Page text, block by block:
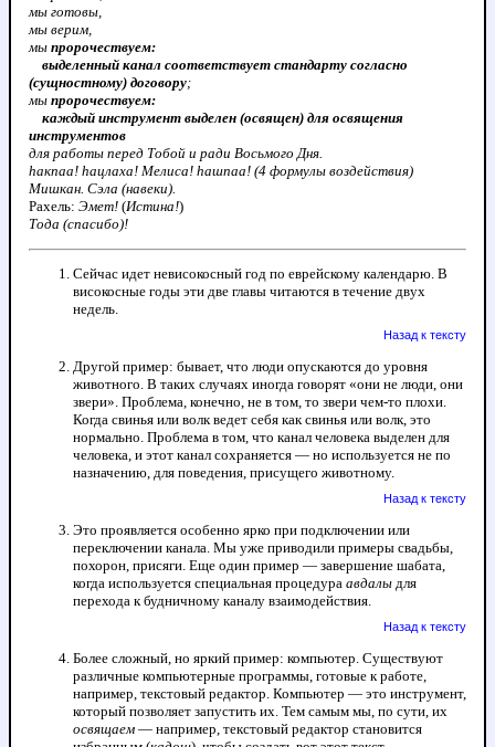
мы готовы,
мы верим,
мы пророчествуем:
выделенный канал соответствует стандарту согласно
(сущностному) договору;
мы пророчествуем:
каждый инструмент выделен (освящен) для освящения
инструментов
для работы перед Тобой и ради Восьмого Дня.
hакпаа! hацлаха! Мелиса! hашпаа! (4 формулы воздействия)
Мишкан. Сэла (навеки).
Рахель: Эмет! (Истина!)
Тода (спасибо)!
Сейчас идет невисокосный год по еврейскому календарю. В
високосные годы эти две главы читаются в течение двух
недель.
Назад к тексту
Другой пример: бывает, что люди опускаются до уровня
животного. В таких случаях иногда говорят «они не люди, они
звери». Проблема, конечно, не в том, то звери чем-то плохи.
Когда свинья или волк ведет себя как свинья или волк, это
нормально. Проблема в том, что канал человека выделен для
человека, и этот канал сохраняется — но используется не по
назначению, для поведения, присущего животному.
Назад к тексту
Это проявляется особенно ярко при подключении или
переключении канала. Мы уже приводили примеры свадьбы,
похорон, присяги. Еще один пример — завершение шабата,
когда используется специальная процедура авдалы для
перехода к будничному каналу взаимодействия.
Назад к тексту
Более сложный, но яркий пример: компьютер. Существуют
различные компьютерные программы, готовые к работе,
например, текстовый редактор. Компьютер — это инструмент,
который позволяет запустить их. Тем самым мы, по сути, их
освящаем — например, текстовый редактор становится